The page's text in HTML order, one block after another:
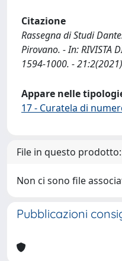
Citazione
Rassegna di Studi
Pirovano. - In: RIVISTA
1594-1000. -
Appare nelle
17 - Curatela di
File in questo prodotto:
Non ci sono file
Pubblicazioni